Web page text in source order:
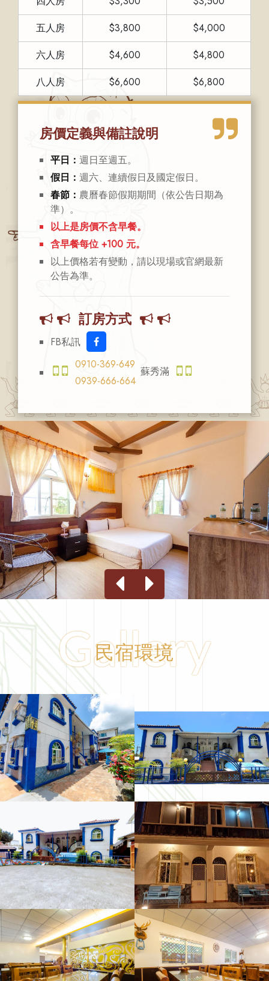
五人房
$3,800
$4,000
六人房
$4,600
$4,800
八人房
$6,600 $6,800
房價定義與備註說明
平日： 週日至週五。
假日： 週六、連續假日及國定假日。
春節： 農曆春節假期期間（依公告日期為
準）。
以上是房價不含早餐。
含早餐每位 +100 元。
以上價格若有變動，請以現場或官網最新
公告為準。
訂房方式
FB私訊
0910-369-649
0939-666-664
蘇秀滿
Gallery
民宿環境